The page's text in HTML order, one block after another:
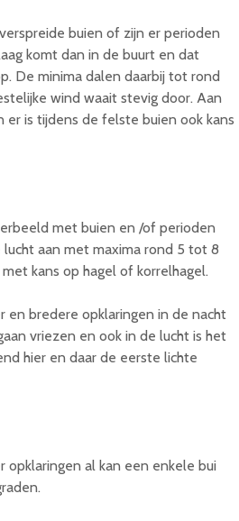
buien of zijn er perioden
komt dan in de buurt en dat
De minima dalen daarbij tot rond
wind waait stevig door. Aan
is tijdens de felste buien ook kans
met buien en /of perioden
aan met maxima rond 5 tot 8
kans op hagel of korrelhagel.
en bredere opklaringen in de nacht
vriezen en ook in de lucht is het
hier en daar de eerste lichte
opklaringen al kan een enkele bui